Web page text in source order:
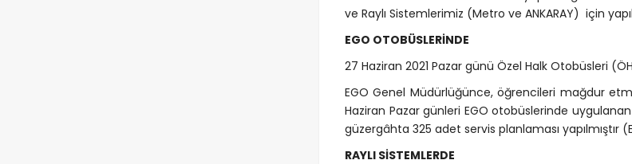
ve Raylı Sistemlerimiz (Metro ve ANKARAY) için
EGO OTOBÜSLERİNDE
27 Haziran 2021 Pazar günü Özel Halk Otobüsleri
EGO Genel Müdürlüğünce, öğrencileri mağdur
Haziran Pazar günleri EGO otobüslerinde
güzergâhta 325 adet servis planlaması yapılmıştır
RAYLI SİSTEMLERDE